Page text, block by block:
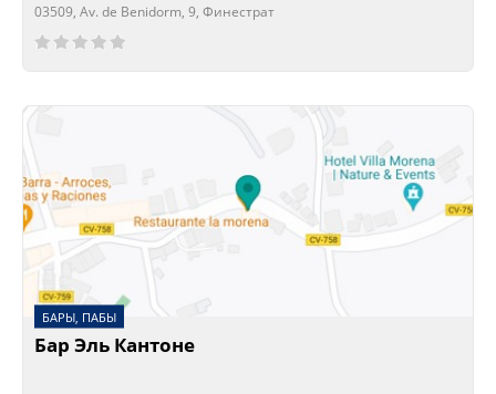
03509, Av. de Benidorm, 9, Финестрат
Сейчас открыто!
Сейчас закрыто!
БАРЫ, ПАБЫ
Бар Эль Кантоне